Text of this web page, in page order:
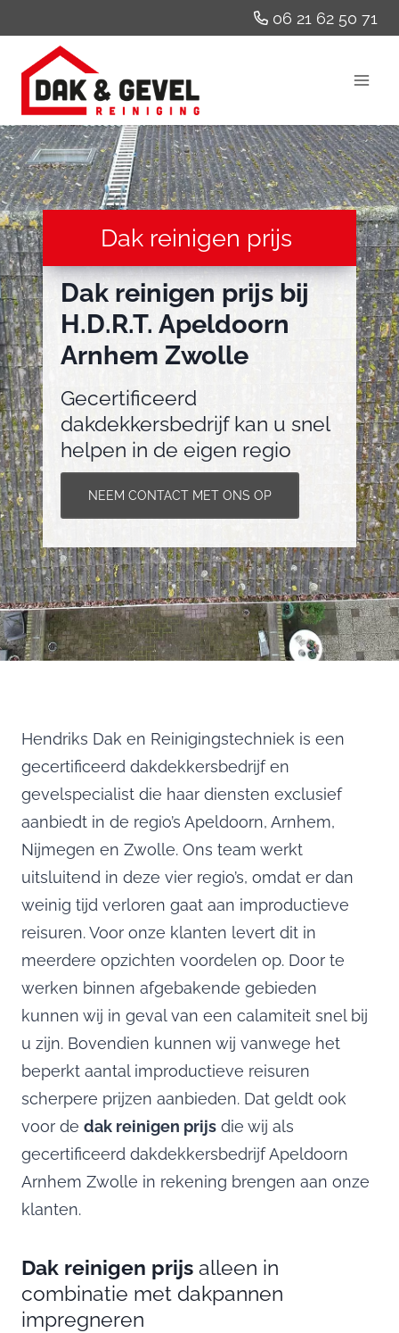
naar
inhoud
06 21 62 50 71
Dak reinigen prijs
Dak reinigen prijs bij
H.D.R.T. Apeldoorn
Arnhem Zwolle
Gecertificeerd
dakdekkersbedrijf kan u snel
helpen in de eigen regio
NEEM CONTACT MET ONS OP
Hendriks Dak en Reinigingstechniek is een
gecertificeerd dakdekkersbedrijf en
gevelspecialist die haar diensten exclusief
aanbiedt in de regio’s Apeldoorn, Arnhem,
Nijmegen en Zwolle. Ons team werkt
uitsluitend in deze vier regio’s, omdat er dan
weinig tijd verloren gaat aan improductieve
reisuren. Voor onze klanten levert dit in
meerdere opzichten voordelen op. Door te
werken binnen afgebakende gebieden
kunnen wij in geval van een calamiteit snel bij
u zijn. Bovendien kunnen wij vanwege het
beperkt aantal improductieve reisuren
scherpere prijzen aanbieden. Dat geldt ook
voor de dak reinigen prijs die wij als
gecertificeerd dakdekkersbedrijf Apeldoorn
Arnhem Zwolle in rekening brengen aan onze
klanten.
Dak reinigen prijs alleen in
combinatie met dakpannen
impregneren